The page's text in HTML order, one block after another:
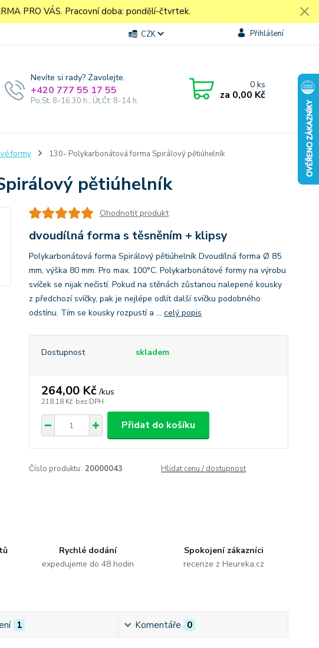
PRO VÁS. Pracovní doba: pondělí-čtvrtek.
CZK Přihlášení
Nevíte si rady? Zavolejte.
+420 777 55 17 55
Po,St: 8-16.30 h., Út,Čt: 8-14 h.
0ks
za 0,00 Kč
formy 130- Polykarbonátová forma Spirálový pětiúhelník
pětiúhelník
Ohodnotit produkt
dvoudílná forma s těsněním + klipsy
Polykarbonátová forma Spirálový pětiúhelník Dvoudílná forma Ø 85
mm, výška 80 mm. Pro max. 100°C. Polykarbonátové formy na výrobu
svíček se nijak nečistí. Pokud na stěnách zůstanou nalepené kousky
z předchozí svíčky, pak je nejlépe odlít další svíčku podobného
odstínu. Tím se kousky rozpustí a ... celý popis
Dostupnost skladem
264,00 Kč /kus
218,18 Kč bez DPH
Přidat do košíku
Číslo produktu: 20000043 Hlídat cenu / dostupnost
Rychlé dodání
expedujeme do 48 hodin
Spokojení zákazníci
recenze z Heureka.cz
1 Komentáře 0